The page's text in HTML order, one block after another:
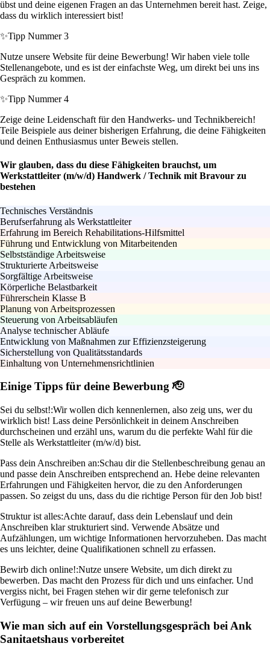
übst und deine eigenen Fragen an das Unternehmen bereit hast. Zeige,
dass du wirklich interessiert bist!
✨Tipp Nummer 3
Nutze unsere Website für deine Bewerbung! Wir haben viele tolle
Stellenangebote, und es ist der einfachste Weg, um direkt bei uns ins
Gespräch zu kommen.
✨Tipp Nummer 4
Zeige deine Leidenschaft für den Handwerks- und Technikbereich!
Teile Beispiele aus deiner bisherigen Erfahrung, die deine Fähigkeiten
und deinen Enthusiasmus unter Beweis stellen.
Wir glauben, dass du diese Fähigkeiten brauchst, um
Werkstattleiter (m/w/d) Handwerk / Technik mit Bravour zu
bestehen
Technisches Verständnis
Berufserfahrung als Werkstattleiter
Erfahrung im Bereich Rehabilitations-Hilfsmittel
Führung und Entwicklung von Mitarbeitenden
Selbstständige Arbeitsweise
Strukturierte Arbeitsweise
Sorgfältige Arbeitsweise
Körperliche Belastbarkeit
Führerschein Klasse B
Planung von Arbeitsprozessen
Steuerung von Arbeitsabläufen
Analyse technischer Abläufe
Entwicklung von Maßnahmen zur Effizienzsteigerung
Sicherstellung von Qualitätsstandards
Einhaltung von Unternehmensrichtlinien
Einige Tipps für deine Bewerbung 🫡
Sei du selbst!:Wir wollen dich kennenlernen, also zeig uns, wer du
wirklich bist! Lass deine Persönlichkeit in deinem Anschreiben
durchscheinen und erzähl uns, warum du die perfekte Wahl für die
Stelle als Werkstattleiter (m/w/d) bist.
Pass dein Anschreiben an:Schau dir die Stellenbeschreibung genau an
und passe dein Anschreiben entsprechend an. Hebe deine relevanten
Erfahrungen und Fähigkeiten hervor, die zu den Anforderungen
passen. So zeigst du uns, dass du die richtige Person für den Job bist!
Struktur ist alles:Achte darauf, dass dein Lebenslauf und dein
Anschreiben klar strukturiert sind. Verwende Absätze und
Aufzählungen, um wichtige Informationen hervorzuheben. Das macht
es uns leichter, deine Qualifikationen schnell zu erfassen.
Bewirb dich online!:Nutze unsere Website, um dich direkt zu
bewerben. Das macht den Prozess für dich und uns einfacher. Und
vergiss nicht, bei Fragen stehen wir dir gerne telefonisch zur
Verfügung – wir freuen uns auf deine Bewerbung!
Wie man sich auf ein Vorstellungsgespräch bei Ank
Sanitaetshaus vorbereitet